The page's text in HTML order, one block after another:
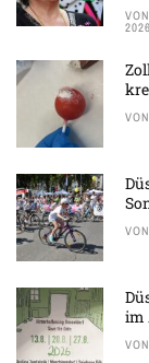
VON
2026
VON
VON
im
VON